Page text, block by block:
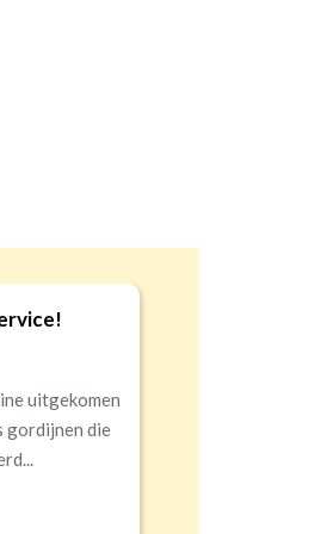
Goede kwaliteit en service!
Snelle levering, alles netjes aangekomen
Erald